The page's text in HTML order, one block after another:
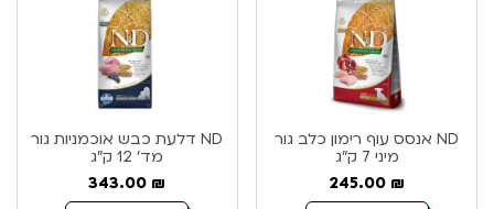
ND אנסס עוף רימון כלב גור
מיני 7 ק”ג
245.00 ₪
ND דלעת כבש אוכמניות גור
מד’ 12 ק”ג
343.00 ₪